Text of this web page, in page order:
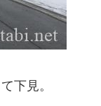
下見。